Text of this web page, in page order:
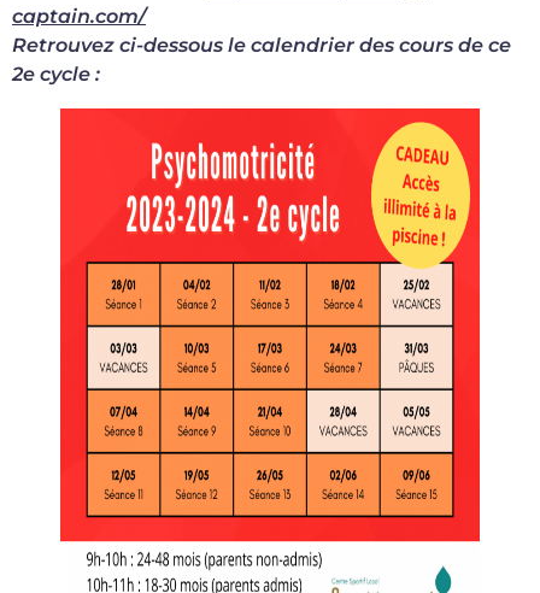
captain.com/
Retrouvez ci-dessous le calendrier des cours de ce
2e cycle :